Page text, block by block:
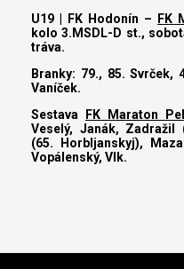
U19 | FK Hodonín – FK
kolo 3.MSDL-D st.,
tráva.
Branky: 79., 85. Svrček,
Vaníček.
Sestava
FK Maraton
Veselý, Janák, Zadražil
(65. Horbljanskyj),
Vopálenský, Vlk.